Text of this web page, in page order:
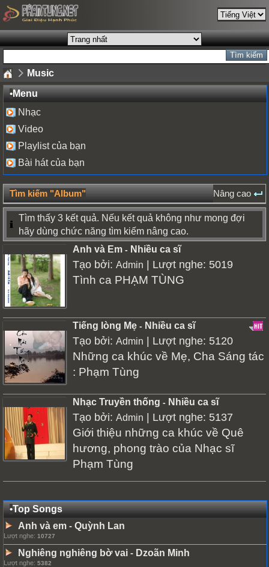
Music
•Menu
Nhạc
Video
Playlist của bạn
Bài hát của bạn
Tìm kiếm "Album" Nâng cao
Tìm thấy 3 kết quả. Nếu kết quả không như mong đợi
hãy dùng chức năng tìm kiếm nâng cao.
Anh và Em - Nhiều ca sĩ
Tạo bởi: Admin | Lượt nghe: 5019
Tình ca PHẠM TÙNG
Tiếng lòng Mẹ - Nhiều ca sĩ
Tạo bởi: Admin | Lượt nghe: 5120
Những ca khúc về Mẹ, Cha Sáng tác
: Phạm Tùng
Nhạc Truyền thống - Nhiều ca sĩ
Tạo bởi: Admin | Lượt nghe: 5137
Giới thiệu những ca khúc về Quê
hương, phong trào của Nhạc sĩ
Phạm Tùng
•Top Songs
Anh và em - Quỳnh Lan
Lượt nghe: 10727
Nghiêng nghiêng bờ vai - Dzoãn Minh
Lượt nghe: 5382